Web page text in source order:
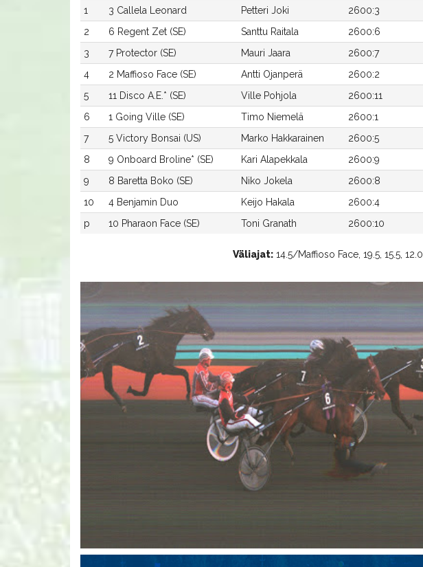
1
3 Callela Leonard Petteri Joki 2600:3
2
6 Regent Zet (SE) Santtu Raitala 2600:6
3
7 Protector (SE) Mauri Jaara 2600:7
4
2 Maffioso Face (SE) Antti Ojanperä 2600:2
5
11 Disco A.E.* (SE) Ville Pohjola 2600:11
6
1 Going Ville (SE) Timo Niemelä 2600:1
7
5 Victory Bonsai (US) Marko Hakkarainen 2600:5
8
9 Onboard Broline* (SE) Kari Alapekkala 2600:9
9
8 Baretta Boko (SE) Niko Jokela 2600:8
10
4 Benjamin Duo Keijo Hakala 2600:4
p
10 Pharaon Face (SE) Toni Granath 2600:10
Väliajat:14.5/Maffioso Face, 19.5, 15.5, 12.0